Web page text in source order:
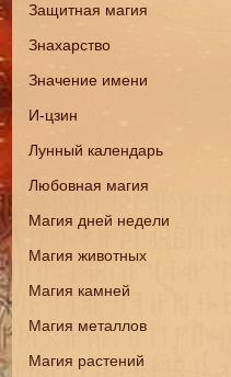
Защитная магия
Знахарство
Значение имени
И-цзин
Лунный календарь
Любовная магия
Магия дней недели
Магия животных
Магия камней
Магия металлов
Магия растений